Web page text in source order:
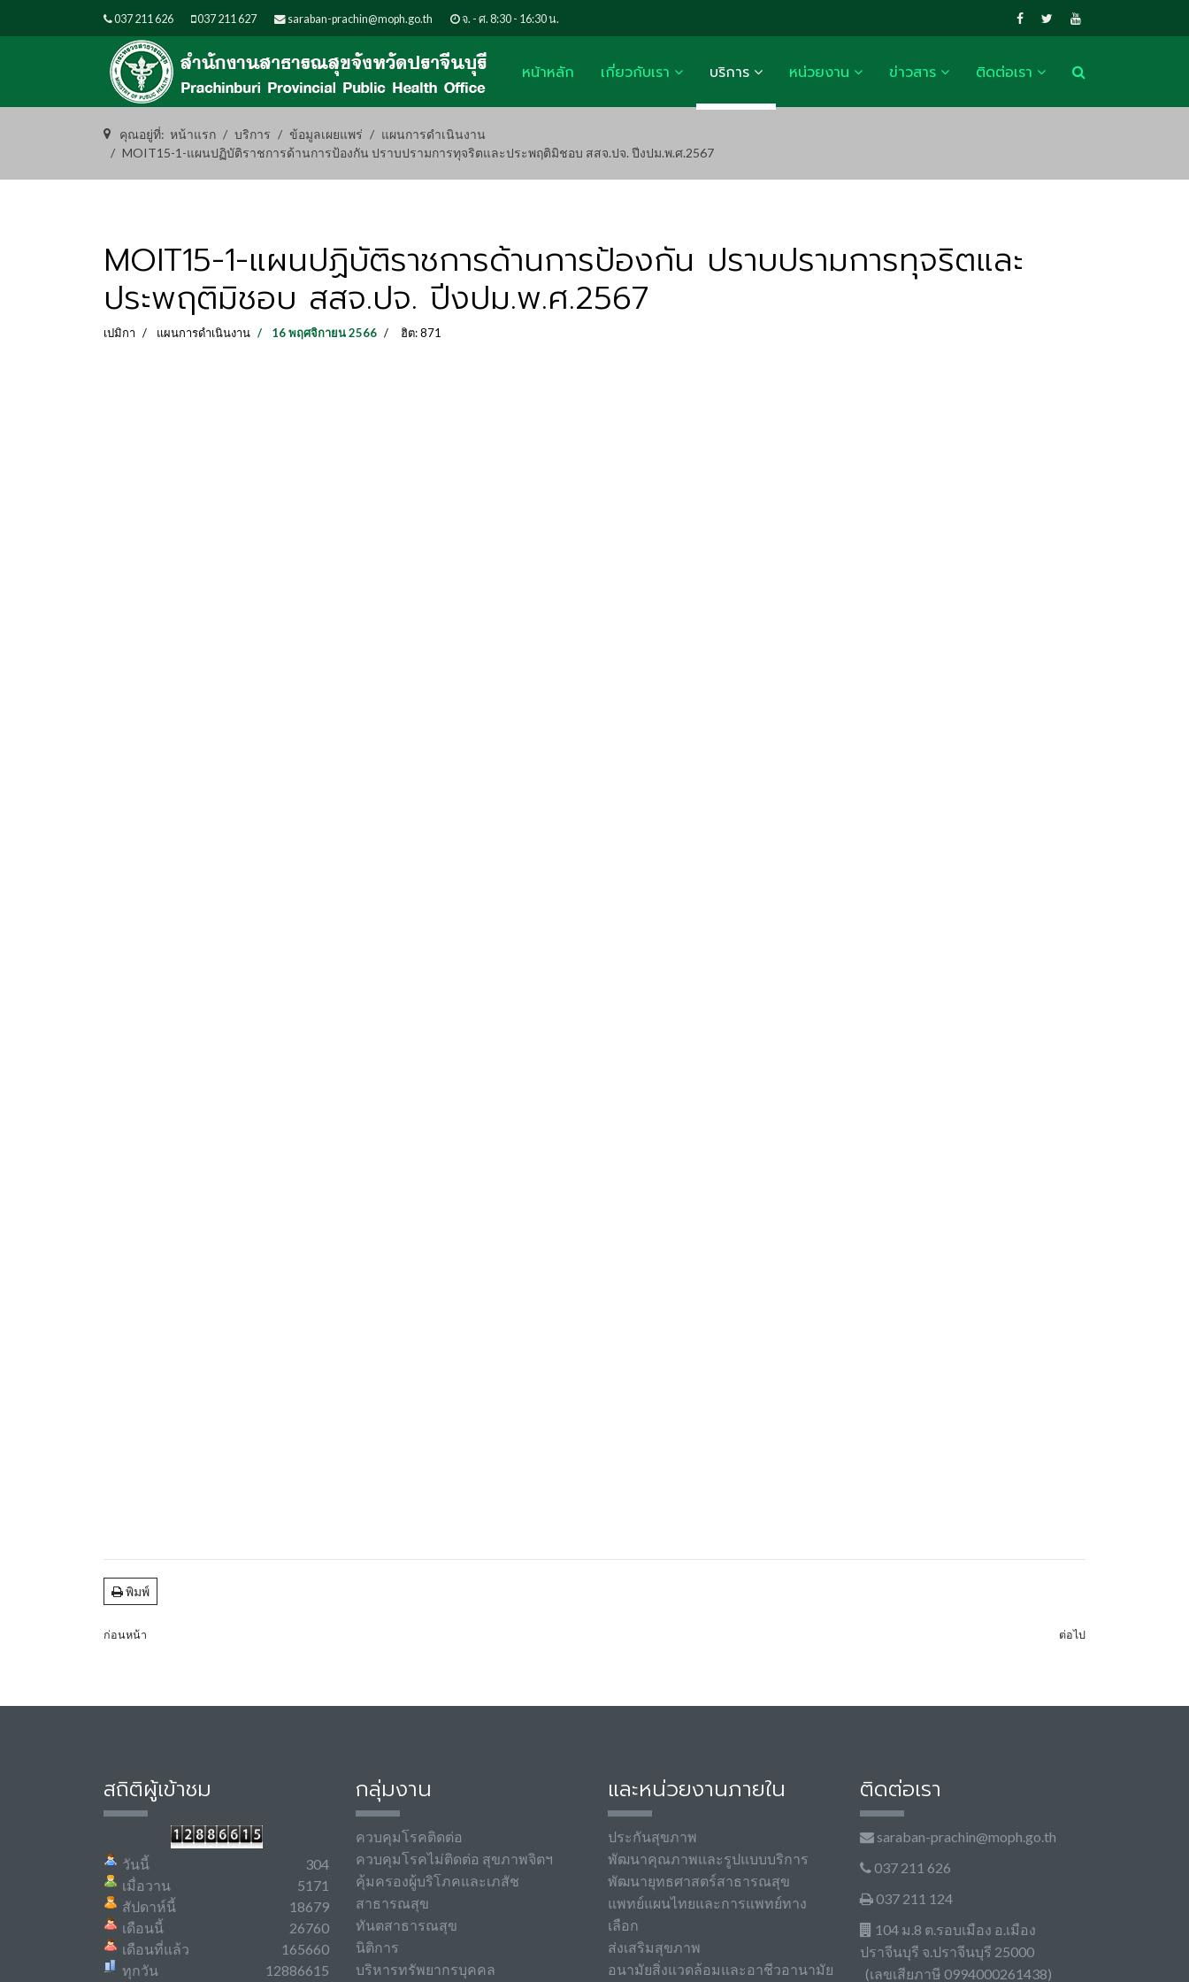
037 211 626 037 211 627 saraban-prachin@moph.go.th จ. - ศ. 8:30 - 16:30 น.
หน้าหลัก เกี่ยวกับเรา บริการ หน่วยงาน ข่าวสาร ติดต่อเรา
คุณอยู่ที่: หน้าแรก บริการ ข้อมูลเผยแพร่
แผนการดำเนินงาน
MOIT15-1-แผนปฏิบัติราชการด้านการป้องกัน ปราบปรามการทุจริตและประพฤติมิชอบ สสจ.ปจ. ปีงปม.พ.ศ.2567
MOIT15-1-แผนปฏิบัติราชการด้านการป้องกัน ปราบปรามการทุจริตและ
ประพฤติมิชอบ สสจ.ปจ. ปีงปม.พ.ศ.2567
เปมิกา แผนการดำเนินงาน 16 พฤศจิกายน 2566 ฮิต: 871
พิมพ์
ก่อนหน้า ต่อไป
สถิติผู้เข้าชม
วันนี้
เมื่อวาน
สัปดาห์นี้
เดือนนี้
เดือนที่แล้ว
ทุกวัน
304
5171
18679
26760
165660
12886615
กลุ่มงาน
ควบคุมโรคติดต่อ
ควบคุมโรคไม่ติดต่อ สุขภาพจิตฯ
คุ้มครองผู้บริโภคและเภสัช
สาธารณสุข
ทันตสาธารณสุข
นิติการ
บริหารทรัพยากรบุคคล
และหน่วยงานภายใน
ประกันสุขภาพ
พัฒนาคุณภาพและรูปแบบบริการ
พัฒนายุทธศาสตร์สาธารณสุข
แพทย์แผนไทยและการแพทย์ทาง
เลือก
ส่งเสริมสุขภาพ
อนามัยสิ่งแวดล้อมและอาชีวอานามัย
ติดต่อเรา
saraban-prachin@moph.go.th
037 211 626
037 211 124
104 ม.8 ต.รอบเมือง อ.เมือง
ปราจีนบุรี จ.ปราจีนบุรี 25000
(เลขเสียภาษี 0994000261438)